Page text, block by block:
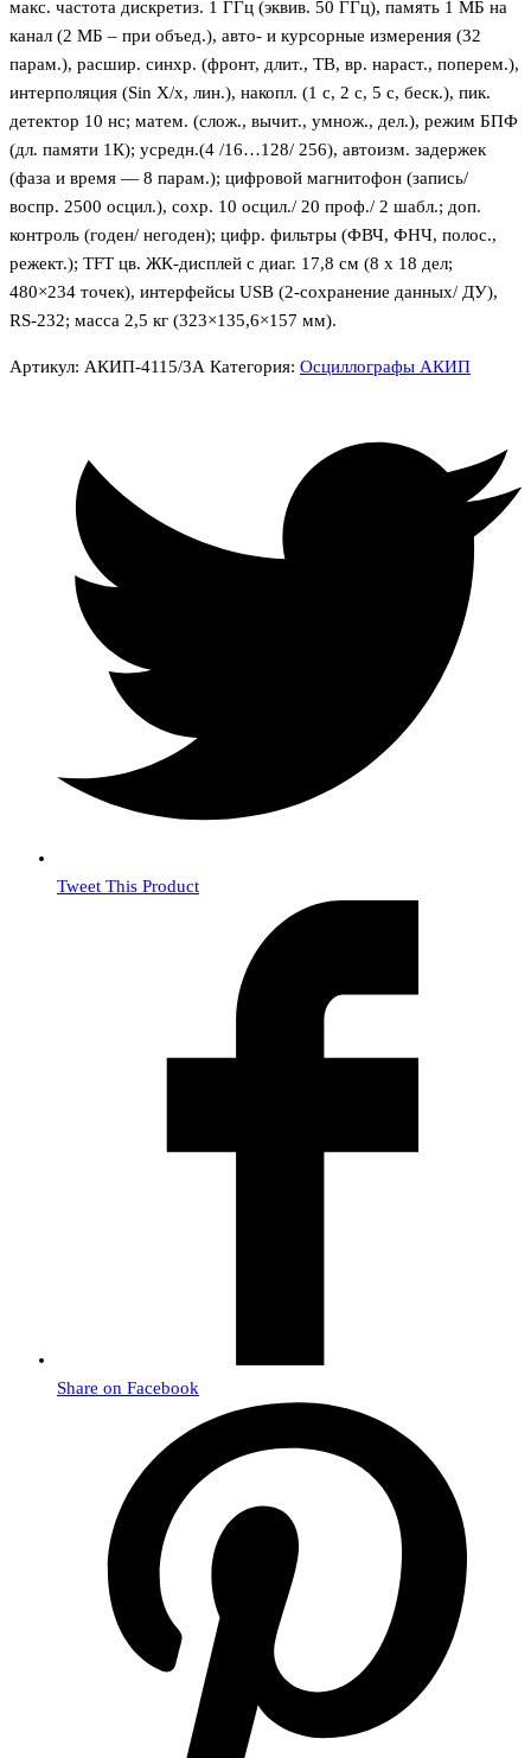
макс. частота дискретиз. 1 ГГц (эквив. 50 ГГц), память 1 МБ на
канал (2 МБ – при объед.), авто- и курсорные измерения (32
парам.), расшир. синхр. (фронт, длит., ТВ, вр. нараст., поперем.),
интерполяция (Sin X/х, лин.), накопл. (1 с, 2 с, 5 с, беск.), пик.
детектор 10 нс; матем. (слож., вычит., умнож., дел.), режим БПФ
(дл. памяти 1К); усредн.(4 /16…128/ 256), автоизм. задержек
(фаза и время — 8 парам.); цифровой магнитофон (запись/
воспр. 2500 осцил.), сохр. 10 осцил./ 20 проф./ 2 шабл.; доп.
контроль (годен/ негоден); цифр. фильтры (ФВЧ, ФНЧ, полос.,
режект.); TFT цв. ЖК-дисплей с диаг. 17,8 см (8 х 18 дел;
480×234 точек), интерфейсы USB (2-сохранение данных/ ДУ),
RS-232; масса 2,5 кг (323×135,6×157 мм).
Артикул: АКИП-4115/3А Категория: Осциллографы АКИП
Tweet This Product
Share on Facebook